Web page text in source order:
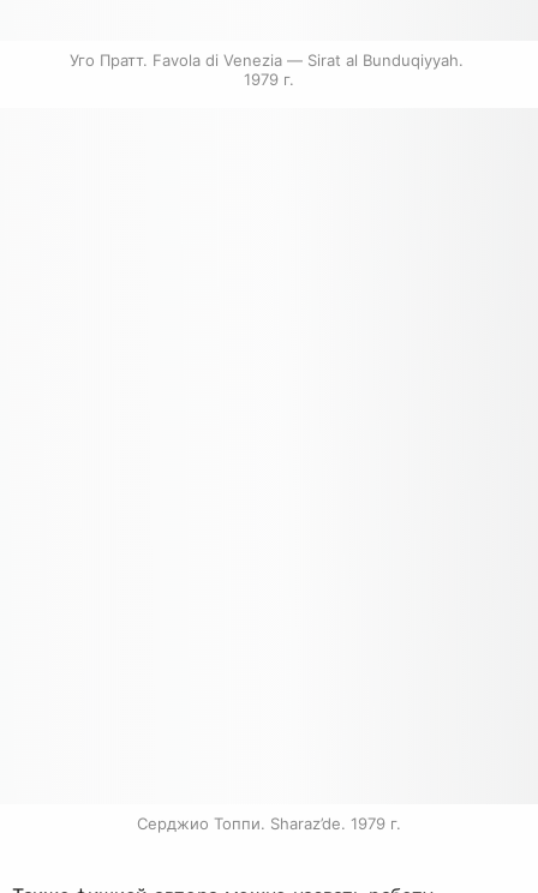
Уго Пратт. Favola di Venezia — Sirat al Bunduqiyyah.
1979 г.
Серджио Топпи. Sharaz’de. 1979 г.